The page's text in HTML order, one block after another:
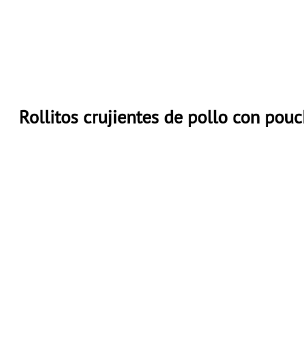
Rollitos crujientes de pollo con